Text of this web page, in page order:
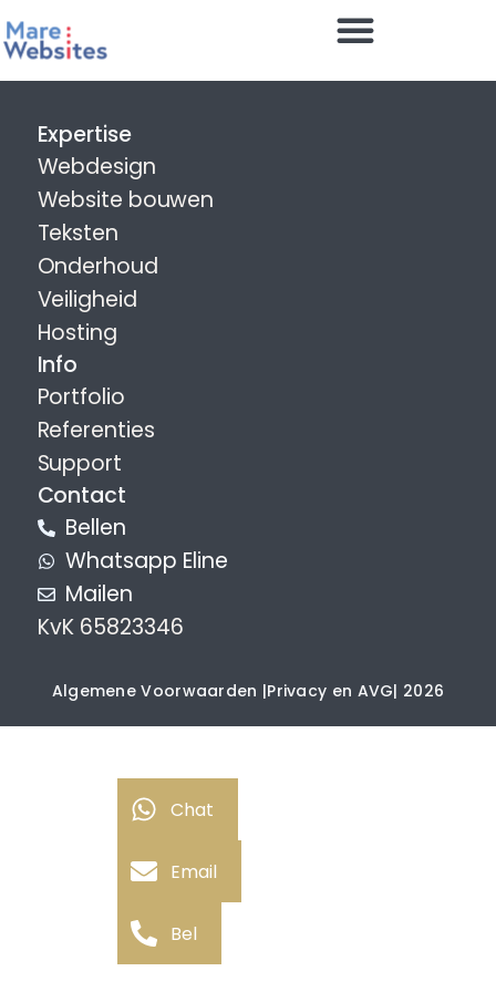
Expertise
Webdesign
Website bouwen
Teksten
Onderhoud
Veiligheid
Hosting
Info
Portfolio
Referenties
Support
Contact
Bellen
Whatsapp Eline
Mailen
KvK 65823346
Algemene Voorwaarden |Privacy en AVG| 2026
Chat
Email
Bel